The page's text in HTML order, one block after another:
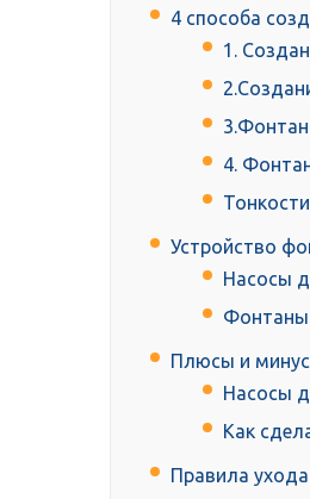
4 способа
1.
4.
Устройство
Насосы
Фонтаны
Плюсы и
Насосы
Как
Правила